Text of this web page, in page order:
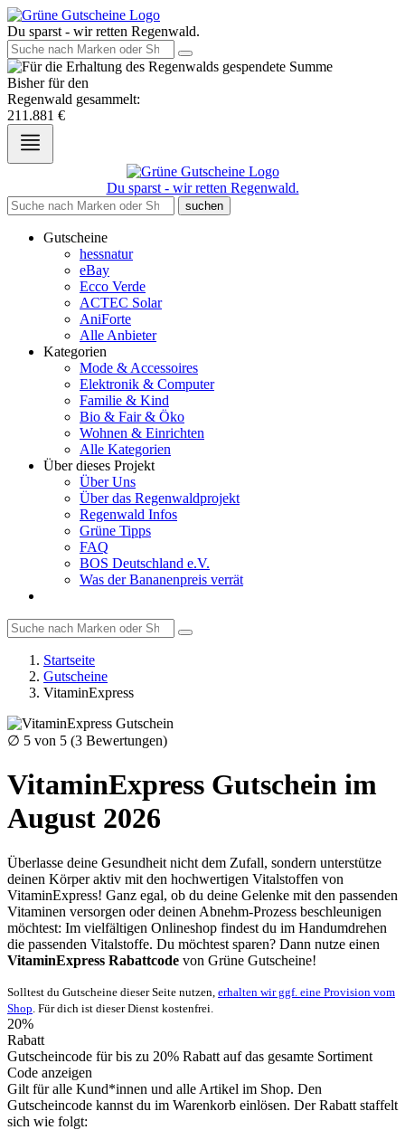
Du sparst - wir retten Regenwald.
Bisher für den
Regenwald gesammelt:
211.881 €
Du sparst - wir retten Regenwald.
suchen
Gutscheine
hessnatur
eBay
Ecco Verde
ACTEC Solar
AniForte
Alle Anbieter
Kategorien
Mode & Accessoires
Elektronik & Computer
Familie & Kind
Bio & Fair & Öko
Wohnen & Einrichten
Alle Kategorien
Über dieses Projekt
Über Uns
Über das Regenwaldprojekt
Regenwald Infos
Grüne Tipps
FAQ
BOS Deutschland e.V.
Was der Bananenpreis verrät
Startseite
Gutscheine
VitaminExpress
∅ 5 von 5 (3 Bewertungen)
VitaminExpress Gutschein im
August 2026
Überlasse deine Gesundheit nicht dem Zufall, sondern unterstütze
deinen Körper aktiv mit den hochwertigen Vitalstoffen von
VitaminExpress! Ganz egal, ob du deine Gelenke mit den passenden
Vitaminen versorgen oder deinen Abnehm-Prozess beschleunigen
möchtest: Im vielfältigen Onlineshop findest du im Handumdrehen
die passenden Vitalstoffe. Du möchtest sparen? Dann nutze einen
VitaminExpress Rabattcode von Grüne Gutscheine!
Solltest du Gutscheine dieser Seite nutzen, erhalten wir ggf. eine Provision vom
Shop . Für dich ist dieser Dienst kostenfrei.
20%
Rabatt
Gutscheincode für bis zu 20% Rabatt auf das gesamte Sortiment
Code anzeigen
Gilt für alle Kund*innen und alle Artikel im Shop. Den
Gutscheincode kannst du im Warenkorb einlösen. Der Rabatt staffelt
sich wie folgt: